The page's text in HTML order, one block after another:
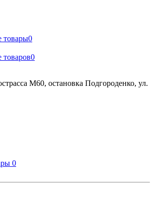
товары0
товаров0
М60, остановка Подгороденко, ул.
0